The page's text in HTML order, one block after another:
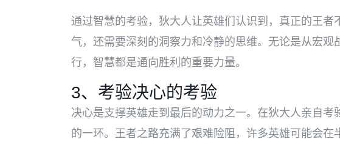
通过智慧的考验，狄大人让英雄们认识到，真正的王者
气，还需要深刻的洞察力和冷静的思维。无论是从宏观
行，智慧都是通向胜利的重要力量。
3、考验决心的考验
决心是支撑英雄走到最后的动力之一。在狄大人亲自考
的一环。王者之路充满了艰难险阻，许多英雄可能会